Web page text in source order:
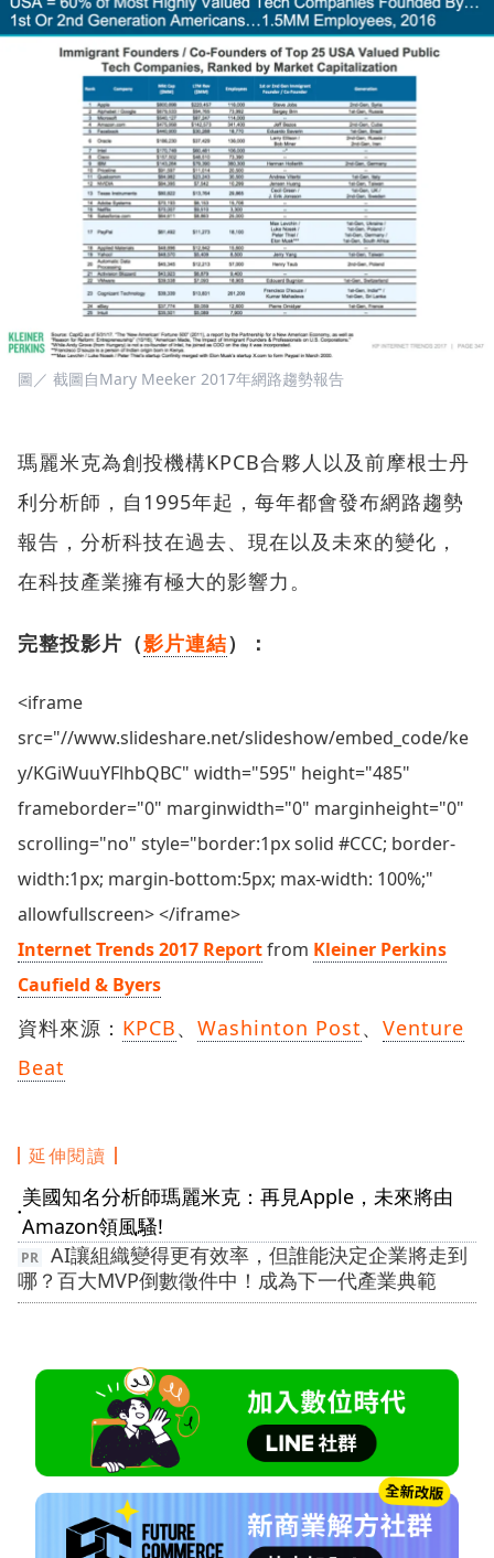
圖／ 截圖自Mary Meeker 2017年網路趨勢報告
瑪麗米克為創投機構KPCB合夥人以及前摩根士丹
利分析師，自1995年起，每年都會發布網路趨勢
報告，分析科技在過去、現在以及未來的變化，
在科技產業擁有極大的影響力。
完整投影片（影片連結）：
<iframe
src="//www.slideshare.net/slideshow/embed_code/ke
y/KGiWuuYFlhbQBC" width="595" height="485"
frameborder="0" marginwidth="0" marginheight="0"
scrolling="no" style="border:1px solid #CCC; border-
width:1px; margin-bottom:5px; max-width: 100%;"
allowfullscreen> </iframe>
Internet Trends 2017 Reportfrom Kleiner Perkins
Caufield & Byers
資料來源： KPCB、 Washinton Post、 Venture
Beat
延伸閱讀
●
美國知名分析師瑪麗米克：再見Apple，未來將由
Amazon領風騷!
AI讓組織變得更有效率，但誰能決定企業將走到
哪？百大MVP倒數徵件中！成為下一代產業典範